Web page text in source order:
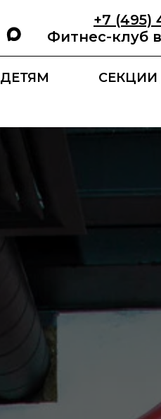
+7 (495)
Фитнес-клуб
ДЕТЯМ СЕКЦИИ